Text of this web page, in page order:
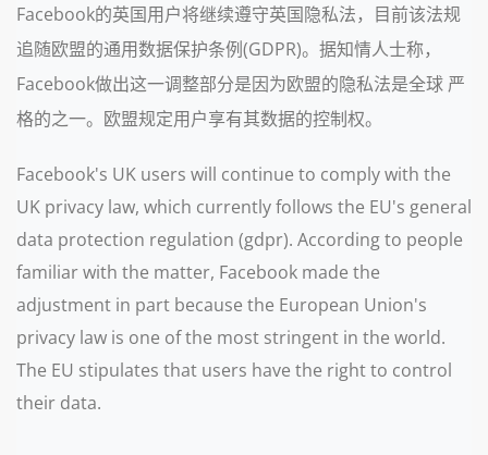
Facebook的英国用户将继续遵守英国隐私法，目前该法规
追随欧盟的通用数据保护条例(GDPR)。据知情人士称，
Facebook做出这一调整部分是因为欧盟的隐私法是全球 严
格的之一。欧盟规定用户享有其数据的控制权。
Facebook's UK users will continue to comply with the
UK privacy law, which currently follows the EU's general
data protection regulation (gdpr). According to people
familiar with the matter, Facebook made the
adjustment in part because the European Union's
privacy law is one of the most stringent in the world.
The EU stipulates that users have the right to control
their data.